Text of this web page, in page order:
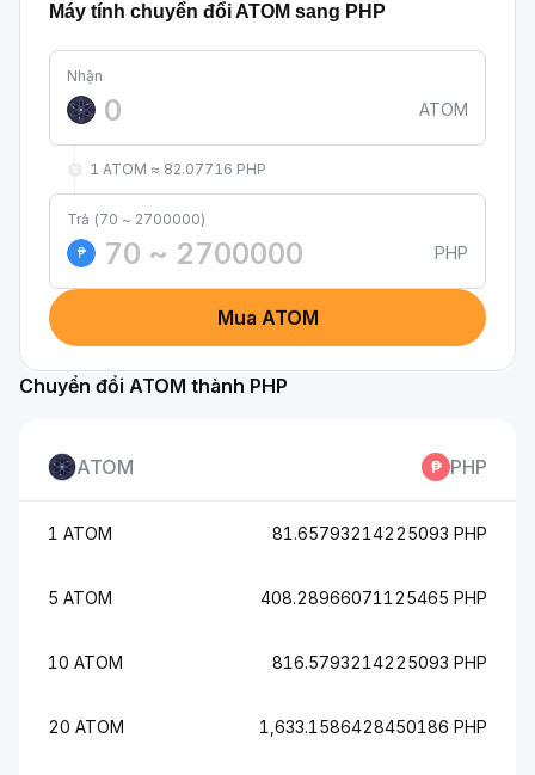
Máy tính chuyển đổi ATOM sang PHP
Nhận
ATOM
1 ATOM ≈ 82.07716 PHP
Trả (70 ~ 2700000)
₱
PHP
Mua ATOM
Chuyển đổi ATOM thành PHP
ATOM PHP
1 ATOM 81.65793214225093 PHP
5 ATOM 408.28966071125465 PHP
10 ATOM 816.5793214225093 PHP
20 ATOM 1,633.1586428450186 PHP